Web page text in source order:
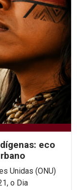
eco
Unidas (ONU)
o Dia